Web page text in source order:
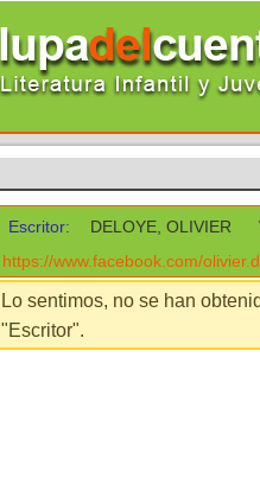
Escritor: DELOYE, OLIVIER
https://www.facebook.com/
Lo sentimos, no se han
"Escritor".